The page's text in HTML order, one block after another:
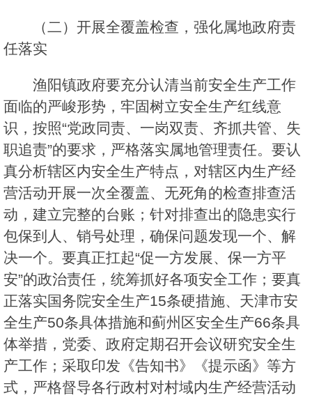
（二）开展全覆盖检查，强化属地政府责
任落实
渔阳镇政府要充分认清当前安全生产工作
面临的严峻形势，牢固树立安全生产红线意
识，按照“党政同责、一岗双责、齐抓共管、失
职追责”的要求，严格落实属地管理责任。要认
真分析辖区内安全生产特点，对辖区内生产经
营活动开展一次全覆盖、无死角的检查排查活
动，建立完整的台账；针对排查出的隐患实行
包保到人、销号处理，确保问题发现一个、解
决一个。要真正扛起“促一方发展、保一方平
安”的政治责任，统筹抓好各项安全工作；要真
正落实国务院安全生产15条硬措施、天津市安
全生产50条具体措施和蓟州区安全生产66条具
体举措，党委、政府定期召开会议研究安全生
产工作；采取印发《告知书》《提示函》等方
式，严格督导各行政村对村域内生产经营活动